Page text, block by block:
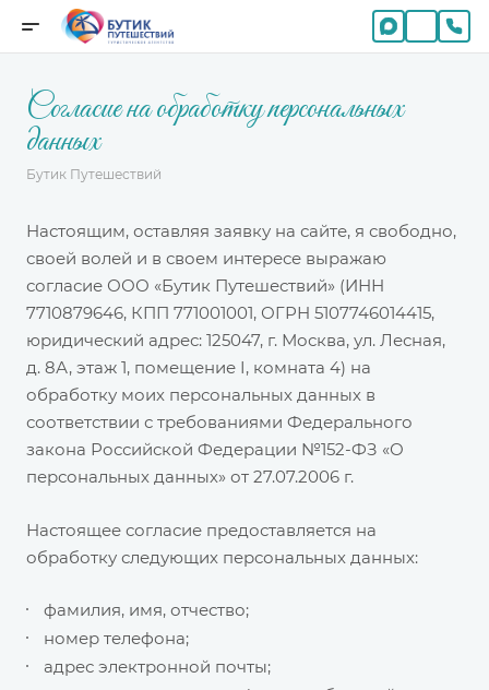
Согласие на обработку персональных
данных
Бутик Путешествий
Настоящим, оставляя заявку на сайте, я свободно,
своей волей и в своем интересе выражаю
согласие ООО «Бутик Путешествий» (ИНН
7710879646, КПП 771001001, ОГРН 5107746014415,
юридический адрес: 125047, г. Москва, ул. Лесная,
д. 8А, этаж 1, помещение I, комната 4) на
обработку моих персональных данных в
соответствии с требованиями Федерального
закона Российской Федерации №152-ФЗ «О
персональных данных» от 27.07.2006 г.
Настоящее согласие предоставляется на
обработку следующих персональных данных:
фамилия, имя, отчество;
номер телефона;
адрес электронной почты;